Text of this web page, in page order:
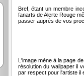
Bref, étant un membre
fanarts de Alerte Rouge
passer auprès de vos
L'image mène à la page
résolution du wallpaper il
par respect pour l'artiste il